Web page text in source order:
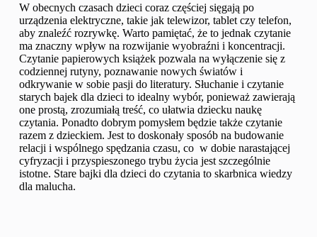
W obecnych czasach dzieci coraz częściej sięgają po
urządzenia elektryczne, takie jak telewizor, tablet czy telefon,
aby znaleźć rozrywkę. Warto pamiętać, że to jednak czytanie
ma znaczny wpływ na rozwijanie wyobraźni i koncentracji.
Czytanie papierowych książek pozwala na wyłączenie się z
codziennej rutyny, poznawanie nowych światów i
odkrywanie w sobie pasji do literatury. Słuchanie i czytanie
starych bajek dla dzieci to idealny wybór, ponieważ zawierają
one prostą, zrozumiałą treść, co ułatwia dziecku naukę
czytania. Ponadto dobrym pomysłem będzie także czytanie
razem z dzieckiem. Jest to doskonały sposób na budowanie
relacji i wspólnego spędzania czasu, co w dobie narastającej
cyfryzacji i przyspieszonego trybu życia jest szczególnie
istotne. Stare bajki dla dzieci do czytania to skarbnica wiedzy
dla malucha.